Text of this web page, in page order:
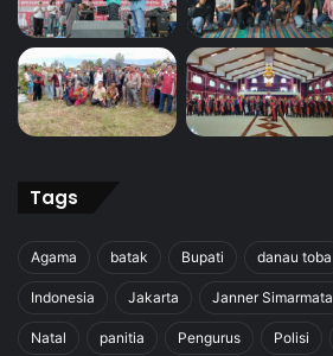
Tags
Agama batak Bupati danau toba
Indonesia Jakarta Janner Simarmata
Natal panitia Pengurus Polisi